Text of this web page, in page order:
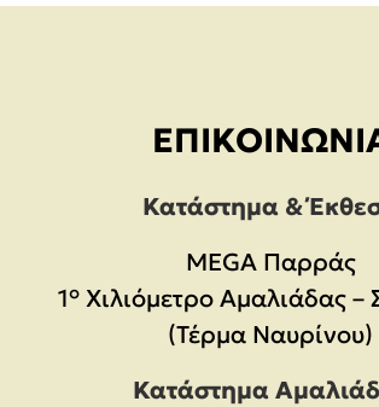
Κατάστημα &
MEGA Παρράς
1° Χιλιόμετρο Αμαλιάδας –
(Τέρμα Ναυρίνου)
Κατάστημα